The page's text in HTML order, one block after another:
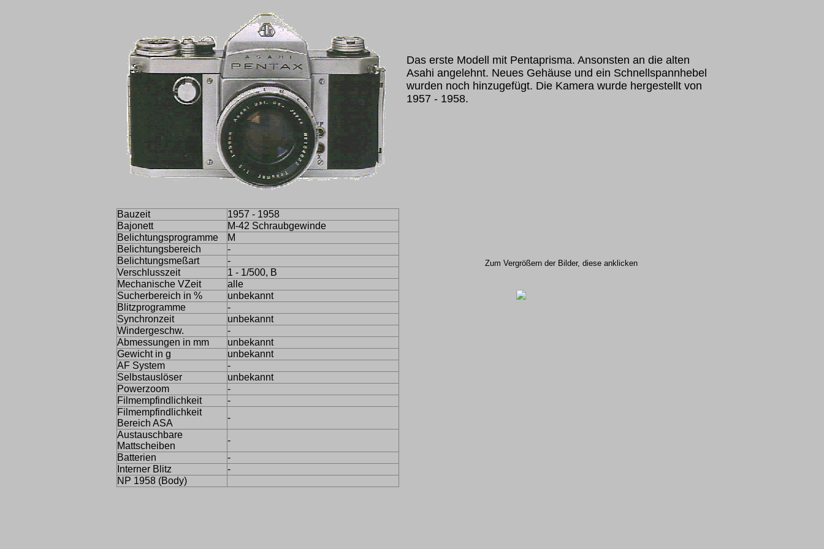
Das erste Modell mit Pentaprisma. Ansonsten an die alten
Asahi angelehnt. Neues Gehäuse und ein Schnellspannhebel
wurden noch hinzugefügt. Die Kamera wurde hergestellt von
1957 - 1958.
Bauzeit
1957 - 1958
Bajonett
M-42 Schraubgewinde
Belichtungsprogramme
M
Belichtungsbereich
-
Belichtungsmeßart
-
Verschlusszeit
1 - 1/500, B
Mechanische VZeit
alle
Sucherbereich in %
unbekannt
Blitzprogramme
-
Synchronzeit
unbekannt
Windergeschw.
-
Abmessungen in mm
unbekannt
Gewicht in g
unbekannt
AF System
-
Selbstauslöser
unbekannt
Powerzoom
-
Filmempfindlichkeit
-
Filmempfindlichkeit
Bereich ASA
-
Austauschbare
Mattscheiben
-
Batterien
-
Interner Blitz
-
NP 1958 (Body)
Zum Vergrößern der Bilder, diese anklicken